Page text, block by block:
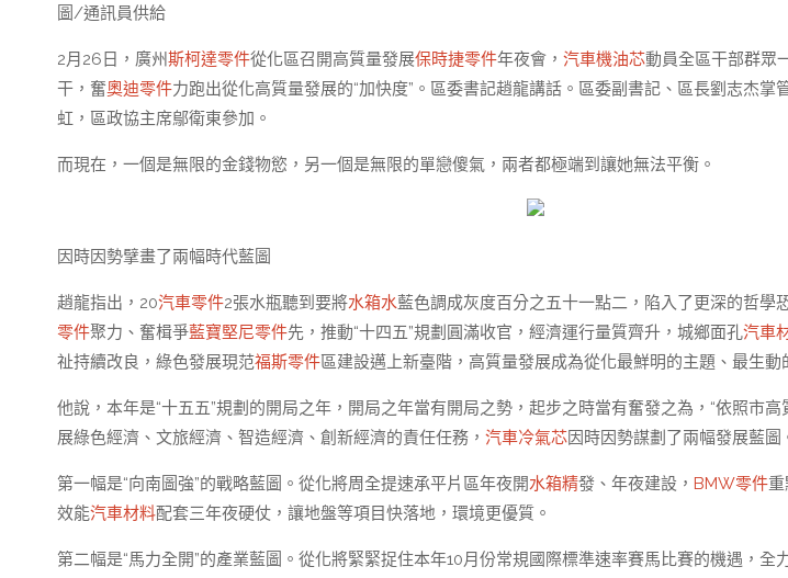
圖/通訊員供給
2月26日，廣州斯柯達零件從化區召開高質量發展保時捷零件年夜會， 汽車機油芯動員全區干部群眾
干，奮奧迪零件力跑出從化高質量發展的“加快度”。區委書記趙龍講話。區委副書記、區長劉志杰掌
虹，區政協主席鄔衛東參加。
而現在，一個是無限的金錢物慾，另一個是無限的單戀傻氣，兩者都極端到讓她無法平衡。
因時因勢擘畫了兩幅時代藍圖
趙龍指出，20汽車零件2張水瓶聽到要將水箱水藍色調成灰度百分之五十一點二，陷入了更深的哲學
零件聚力、奮楫爭藍寶堅尼零件先，推動“十四五”規劃圓滿收官，經濟運行量質齊升，城鄉面孔汽車
祉持續改良，綠色發展現范福斯零件區建設邁上新臺階，高質量發展成為從化最鮮明的主題、最生動
他說，本年是“十五五”規劃的開局之年，開局之年當有開局之勢，起步之時當有奮發之為，“依照市
展綠色經濟、文旅經濟、智造經濟、創新經濟的責任任務， 汽車冷氣芯因時因勢謀劃了兩幅發展藍圖
第一幅是“向南圖強”的戰略藍圖。從化將周全提速承平片區年夜開水箱精發、年夜建設， BMW零件
效能汽車材料配套三年夜硬仗，讓地盤等項目快落地，環境更優質。
第二幅是“馬力全開”的產業藍圖。從化將緊緊捉住本年10月份常規國際標準速率賽馬比賽的機遇，全